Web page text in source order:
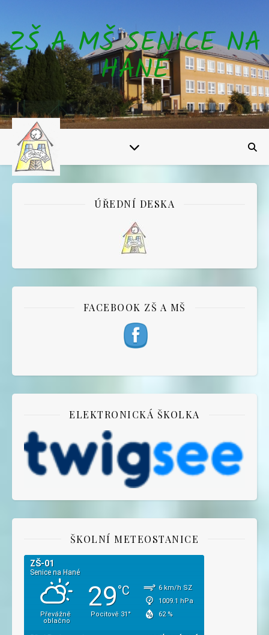
ZŠ A MŠ SENICE NA
HANÉ
ÚŘEDNÍ DESKA
FACEBOOK ZŠ A MŠ
ELEKTRONICKÁ ŠKOLKA
ŠKOLNÍ METEOSTANICE